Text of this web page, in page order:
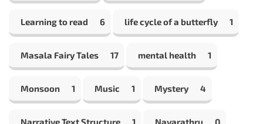
Learning to read 6 life cycle of a butterfly 1
Masala Fairy Tales 17 mental health 1
Monsoon 1 Music 1 Mystery 4